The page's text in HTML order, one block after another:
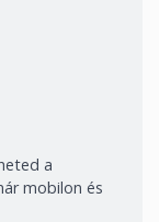
a
mobilon és